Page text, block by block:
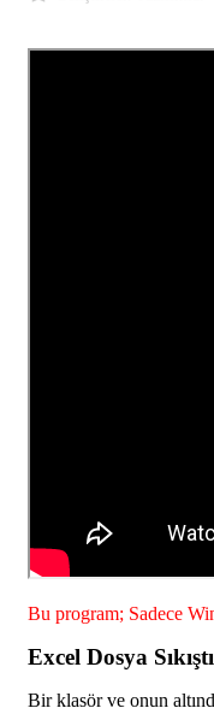
Bu program; Sadece
Excel Dosya
Bir klasör ve onun